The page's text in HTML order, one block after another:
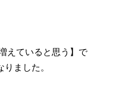
えていると思う】で
ました。